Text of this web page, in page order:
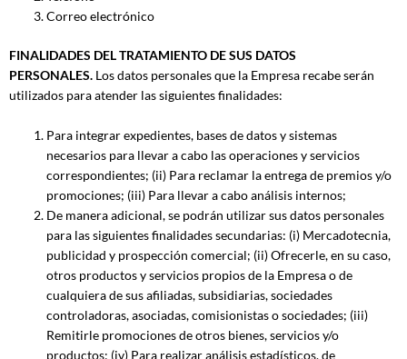
Correo electrónico
FINALIDADES DEL TRATAMIENTO DE SUS DATOS
PERSONALES. Los datos personales que la Empresa recabe serán
utilizados para atender las siguientes finalidades:
Para integrar expedientes, bases de datos y sistemas
necesarios para llevar a cabo las operaciones y servicios
correspondientes; (ii) Para reclamar la entrega de premios y/o
promociones; (iii) Para llevar a cabo análisis internos;
De manera adicional, se podrán utilizar sus datos personales
para las siguientes finalidades secundarias: (i) Mercadotecnia,
publicidad y prospección comercial; (ii) Ofrecerle, en su caso,
otros productos y servicios propios de la Empresa o de
cualquiera de sus afiliadas, subsidiarias, sociedades
controladoras, asociadas, comisionistas o sociedades; (iii)
Remitirle promociones de otros bienes, servicios y/o
productos; (iv) Para realizar análisis estadísticos, de